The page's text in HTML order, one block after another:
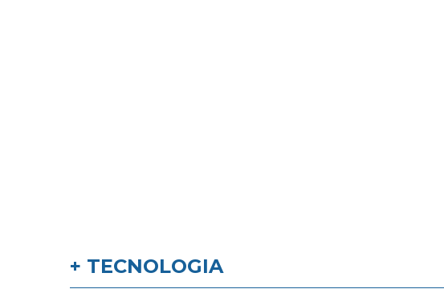
+ TECNOLOGIA